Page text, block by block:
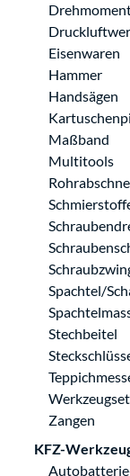
Eisenwaren
Hammer
Handsägen
Maßband
Multitools
Spachtel/
Stechbeitel
Zangen
KFZ-